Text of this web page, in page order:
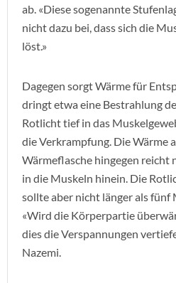
ab. «Diese sogenannte
nicht dazu bei, dass sich die
löst.»
Dagegen sorgt Wärme für
dringt etwa eine Bestrahlung
Rotlicht tief in das
die Verkrampfung. Die Wärme
Wärmeflasche hingegen reicht
in die Muskeln hinein. Die
sollte aber nicht länger als fünf
«Wird die Körperpartie
dies die Verspannungen
Nazemi.